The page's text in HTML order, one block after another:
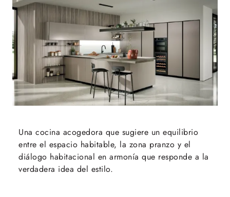
Una cocina acogedora que sugiere un equilibrio
entre el espacio habitable, la zona pranzo y el
diálogo habitacional en armonía que responde a la
verdadera idea del estilo.